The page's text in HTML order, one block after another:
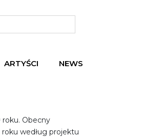
ARTYŚCI NEWS
Obecny
roku według projektu